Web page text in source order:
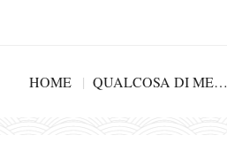
HOME QUALCOSA DI ME…